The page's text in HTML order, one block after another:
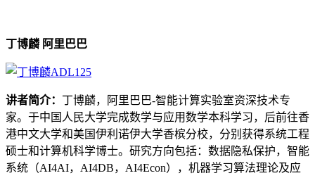
丁博麟 阿里巴巴
讲者简介： 丁博麟，阿里巴巴-智能计算实验室资深技术专
家。于中国人民大学完成数学与应用数学本科学习，后前往香
港中文大学和美国伊利诺伊大学香槟分校，分别获得系统工程
硕士和计算机科学博士。研究方向包括：数据隐私保护，智能
系统（AI4AI，AI4DB，AI4Econ），机器学习算法理论及应